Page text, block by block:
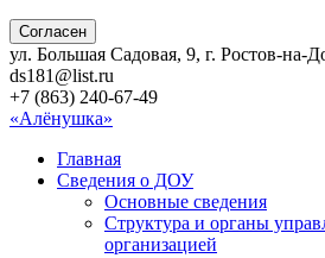
Согласен
ул. Большая Садовая, 9, г. Ростов-на-
ds181@list.ru
+7 (863) 240-67-49
«Алёнушка»
Главная
Сведения о ДОУ
Основные сведения
Структура и органы
организацией